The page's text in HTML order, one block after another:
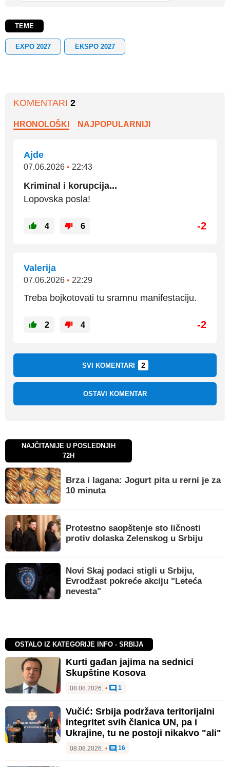
TEME
EXPO 2027 EKSPO 2027
KOMENTARI 2
HRONOLOŠKI NAJPOPULARNIJI
Ajde
07.06.2026 • 22:43
Kriminal i korupcija...
Lopovska posla!
4 6 -2
Valerija
07.06.2026 • 22:29
Treba bojkotovati tu sramnu manifestaciju.
2 4 -2
SVI KOMENTARI 2
OSTAVI KOMENTAR
NAJČITANIJE U POSLEDNJIH
72H
Brza i lagana: Jogurt pita u rerni je za
10 minuta
Protestno saopštenje sto ličnosti
protiv dolaska Zelenskog u Srbiju
Novi Skaj podaci stigli u Srbiju,
Evrodžast pokreće akciju "Leteća
nevesta"
OSTALO IZ KATEGORIJE INFO - SRBIJA
Kurti gađan jajima na sednici
Skupštine Kosova
08.08.2026. • 1
Vučić: Srbija podržava teritorijalni
integritet svih članica UN, pa i
Ukrajine, tu ne postoji nikakvo "ali"
08.08.2026. • 16